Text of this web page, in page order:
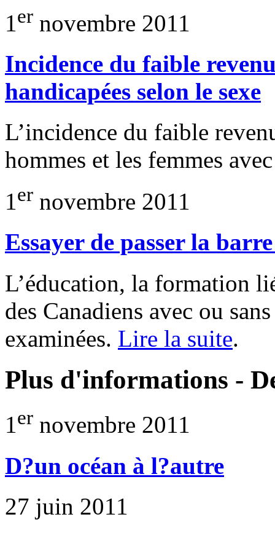
1 er novembre 2011
Incidence du faible
handicapées selon le sexe
L’incidence du faible
hommes et les femmes
1er novembre 2011
Essayer de passer la
L’éducation, la formation
des Canadiens avec ou
examinées. Lire la suite.
Plus d'informations -
1er novembre 2011
D?un océan à l?autre
27 juin 2011